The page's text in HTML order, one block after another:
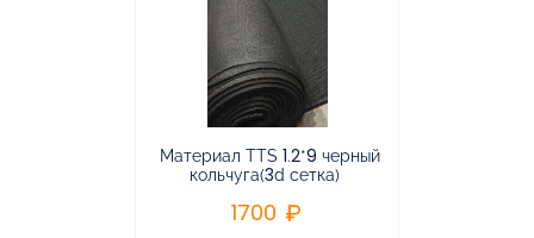
Материал TTS 1.2*9 черный
кольчуга(3d сетка)
1700